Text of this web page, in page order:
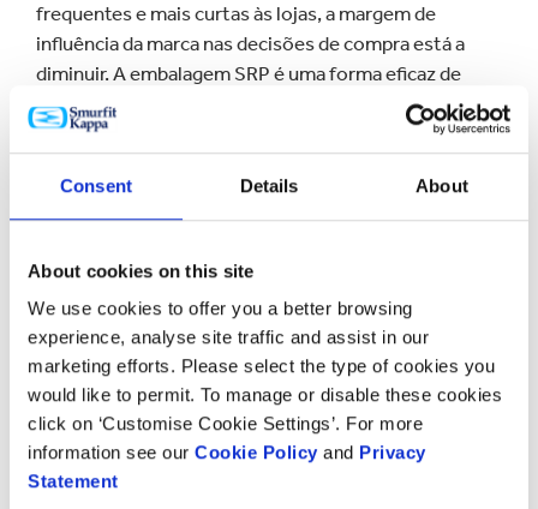
Consent Details About
About cookies on this site
We use cookies to offer you a better browsing
experience, analyse site traffic and assist in our
marketing efforts. Please select the type of cookies you
would like to permit. To manage or disable these cookies
click on ‘Customise Cookie Settings’. For more
information see our Cookie Policy and Privacy
Statement
frequentes e mais curtas às lojas, a margem de
influência da marca nas decisões de compra está a
diminuir. A embalagem SRP é uma forma eficaz de
maximizar a oportunidade de influenciar estas
decisões onde elas acontecem e mais importam – no
Deseja saber mais?
Faça uma visita a um dos nossosExperience
Centrepara se inspirar ou tenha uma breve conversa
com um dos nossos especialistas, vamos adorar ouvir
a sua opinião.
CONTACTE-NOS